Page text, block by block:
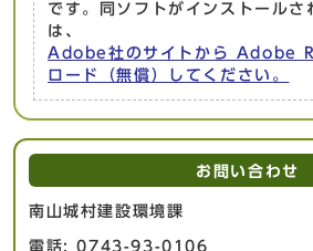
です。同ソフトがインストールさ
は、
Adobe社のサイトから Adobe
ロード（無償）してください。
お問い合わせ
南山城村建設環境課
電話: 0743-93-0106